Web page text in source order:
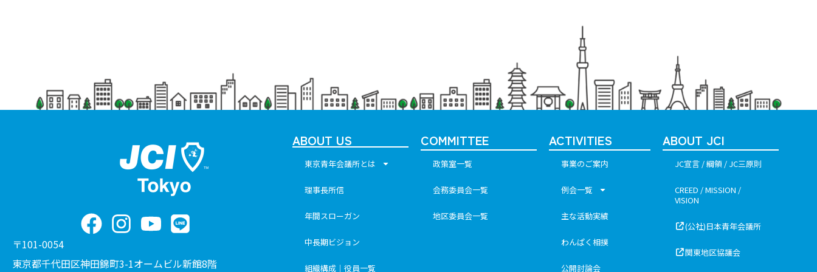
〒101-0054
東京都千代田区神田錦町3-1オームビル新館8階
ABOUT US
東京青年会議所とは
理事長所信
年間スローガン
中長期ビジョン
組織構成｜役員一覧
COMMITTEE
政策室一覧
会務委員会一覧
地区委員会一覧
ACTIVITIES
事業のご案内
例会一覧
主な活動実績
わんぱく相撲
公開討論会
ABOUT JCI
JC宣言 / 綱領 / JC三原則
CREED / MISSION /
VISION
(公社)日本青年会議所
関東地区協議会